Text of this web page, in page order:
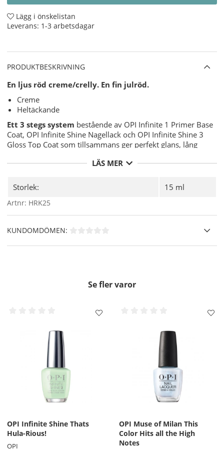
Lägg i önskelistan
Leverans: 1-3 arbetsdagar
PRODUKTBESKRIVNING
En ljus röd creme/crelly. En fin julröd.
Creme
Heltäckande
Ett 3 stegs system bestående av OPI Infinite 1 Primer Base
Coat, OPI Infinite Shine Nagellack och OPI Infinite Shine 3
Gloss Top Coat som tillsammans ger perfekt glans, lång
Förbered din nagel för OPI Infinite Shine Nagellacken
grundlig desinficering av din nagelplatta före
applicering av ditt nagellack.
Primer Base Coat
Där efter applicerar du 2 tunna lager av valfri färg från
Shine 3 Gloss Top Coatför att försegla och skydda,
OPI Pro Spa Nail & Cuticle Oil.
Borttagning - Använd en bomullsrondeller eller OPI Expert
Touch Lint-Free Nail Wipes
doppade i Expert Touch
LÄS MER
Storlek: 15 ml
Artnr: HRK25
KUNDOMDÖMEN:
Se fler varor
OPI Infinite Shine Thats
Hula-Rious!
OPI
OPI Muse of Milan This
Color Hits all the High
Notes